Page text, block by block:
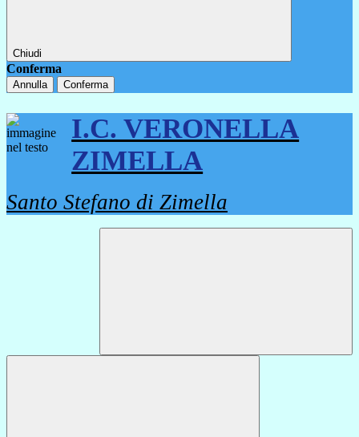
Chiudi
Conferma
Annulla Conferma
I.C. VERONELLA
ZIMELLA
Santo Stefano di Zimella